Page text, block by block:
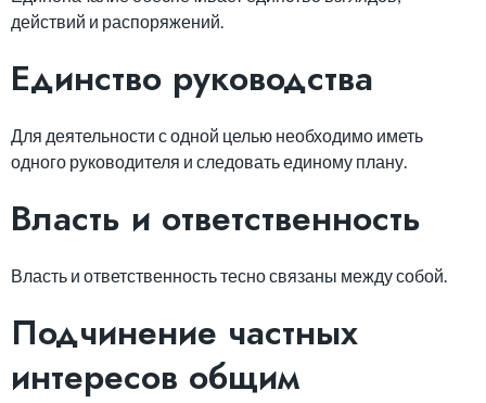
действий и распоряжений.
Единство руководства
Для деятельности с одной целью необходимо иметь
одного руководителя и следовать единому плану.
Власть и ответственность
Власть и ответственность тесно связаны между собой.
Подчинение частных
интересов общим